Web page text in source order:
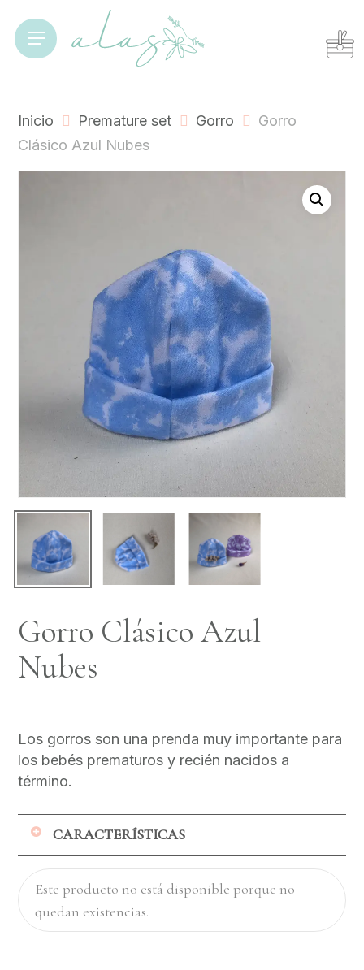
mainMenu Cart Close
Cart
Inicio Premature set Gorro
Gorro
Clásico Azul Nubes
Gorro Clásico Azul
Nubes
Los gorros son una prenda muy importante para
los bebés prematuros y recién nacidos a
término.
CARACTERÍSTICAS
La cabeza representa una proporción
importante del bebé por la que puede
perder calor.
Este producto no está disponible porque no
quedan existencias.